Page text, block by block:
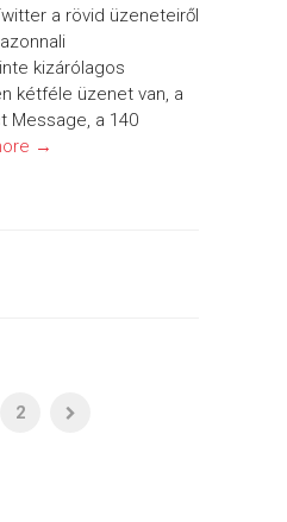
a rövid üzeneteiről
kizárólagos
kétféle üzenet van, a
Message, a 140
→
2